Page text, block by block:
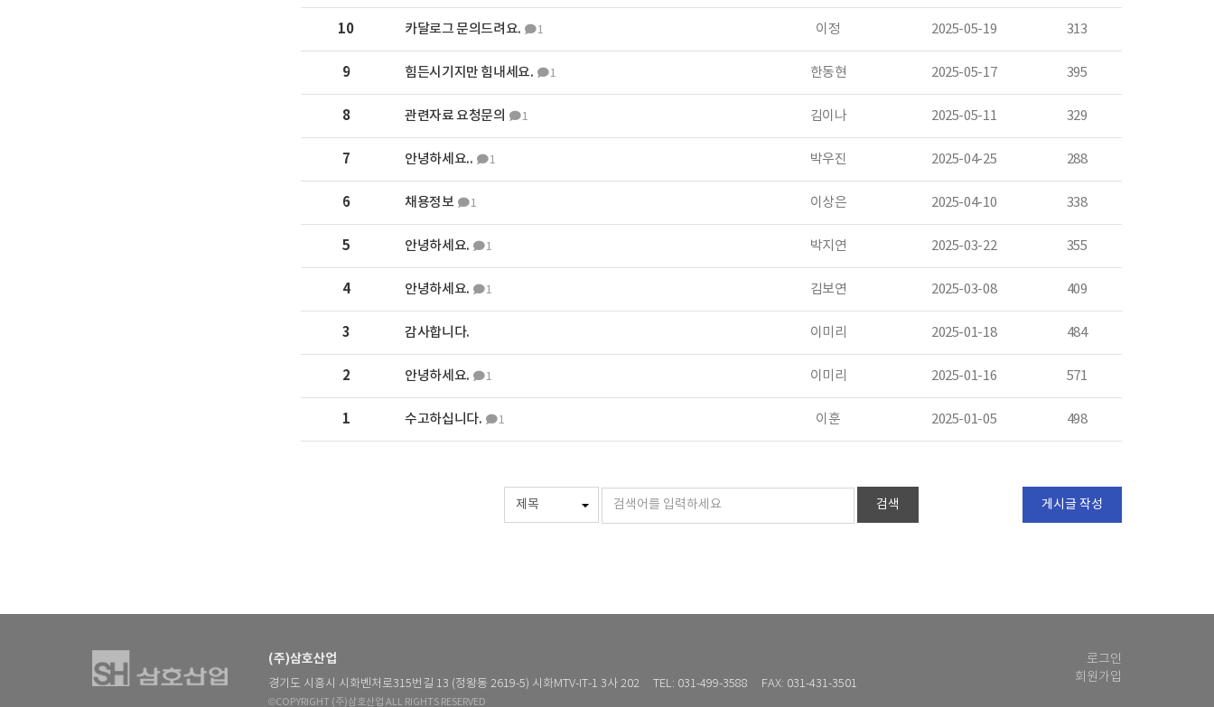
10 카달로그 문의드려요. 1 이정 2025-05-19 313
9 힘든시기지만 힘내세요. 1 한동현 2025-05-17 395
8 관련자료 요청문의 1 김이나 2025-05-11 329
7 안녕하세요.. 1 박우진 2025-04-25 288
6 채용정보 1 이상은 2025-04-10 338
5 안녕하세요. 1 박지연 2025-03-22 355
4 안녕하세요. 1 김보연 2025-03-08 409
3 감사합니다. 이미리 2025-01-18 484
2 안녕하세요. 1 이미리 2025-01-16 571
1 수고하십니다. 1 이훈 2025-01-05 498
검색 게시글 작성
로그인
회원가입
(주)삼호산업
경기도 시흥시 시화벤처로315번길 13 (정왕동 2619-5) 시화MTV-IT-1 3사 202 TEL: 031-499-3588 FAX: 031-431-3501
©COPYRIGHT (주)삼호산업 ALL RIGHTS RESERVED